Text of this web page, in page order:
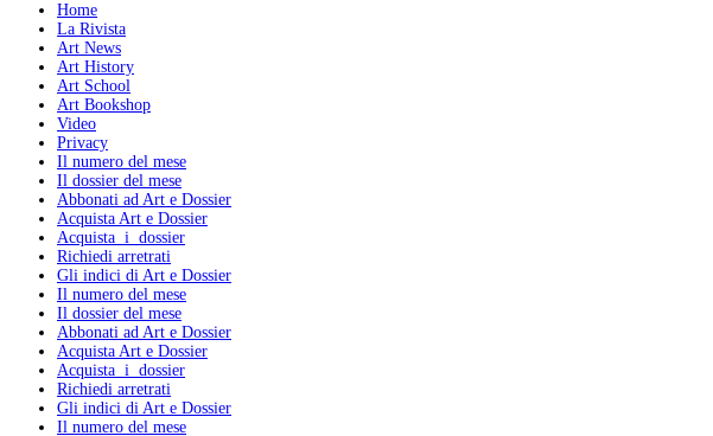
Home
La Rivista
Art News
Art History
Art School
Art Bookshop
Video
Privacy
Il numero del mese
Il dossier del mese
Abbonati ad Art e Dossier
Acquista Art e Dossier
Acquista i dossier
Richiedi arretrati
Gli indici di Art e Dossier
Il numero del mese
Il dossier del mese
Abbonati ad Art e Dossier
Acquista Art e Dossier
Acquista i dossier
Richiedi arretrati
Gli indici di Art e Dossier
Il numero del mese